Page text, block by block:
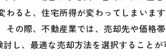
ると、住宅所得が変わってしまいま
の際、不動産業では、売却先や価格帯
し、最適な売却方法を選択することが